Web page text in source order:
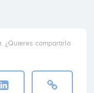
¿Quieres compartirlo